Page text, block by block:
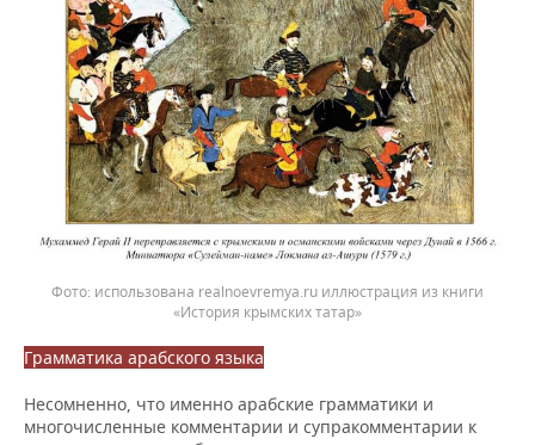
использована realnoevremya.ru иллюстрация из книги
«История крымских татар»
Грамматика арабского языка
Несомненно, что именно арабские грамматики и
многочисленные комментарии и супракомментарии к